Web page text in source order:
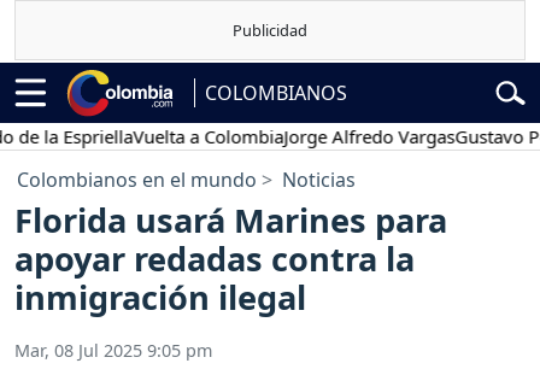
COLOMBIANOS
Vuelta a ColombiaJorge Alfredo VargasGustavo Petro
Colombianos en el mundo Noticias
Florida usará Marines para
apoyar redadas contra la
inmigración ilegal
Mar, 08 Jul 2025 9:05 pm